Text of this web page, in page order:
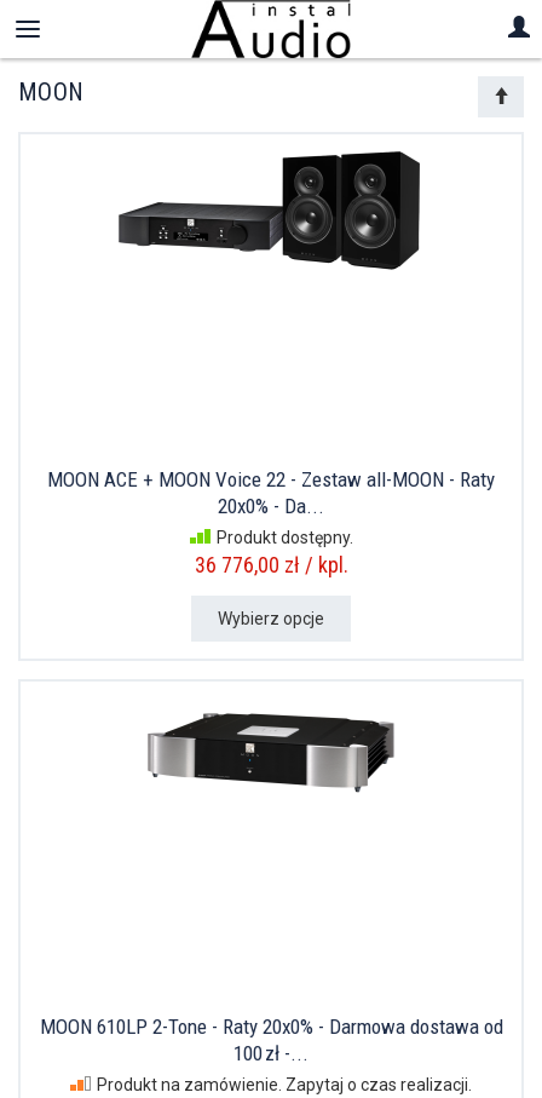
MOON
MOON ACE + MOON Voice 22 - Zestaw all-MOON - Raty
20x0% - Da...
Produkt dostępny.
36 776,00 zł / kpl.
Wybierz opcje
MOON 610LP 2-Tone - Raty 20x0% - Darmowa dostawa od
100 zł -...
Produkt na zamówienie. Zapytaj o czas realizacji.